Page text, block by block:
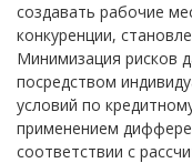
создавать рабочие
конкуренции,
Минимизация рисков
посредством
условий по
применением
соответствии с